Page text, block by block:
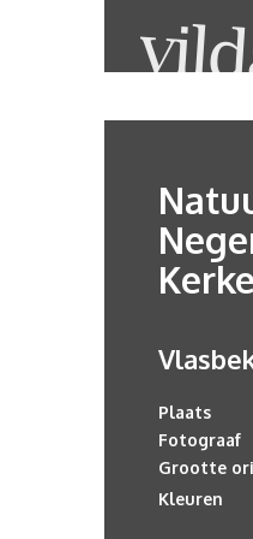
Plaats
Fotograaf
Grootte
Kleuren